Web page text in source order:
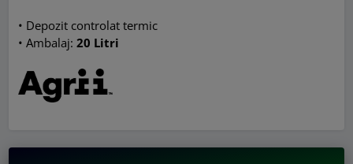
• Depozit controlat termic
• Ambalaj:20 Litri